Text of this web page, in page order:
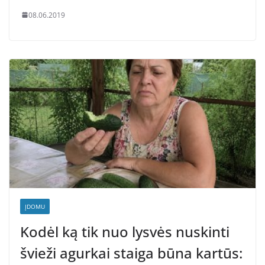
08.06.2019
ĮDOMU
Kodėl ką tik nuo lysvės nuskinti
švieži agurkai staiga būna kartūs: